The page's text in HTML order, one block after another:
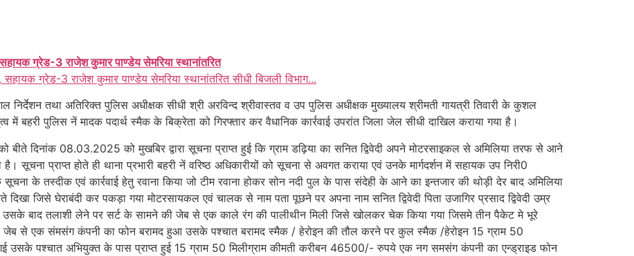
ग्रेड-3 राजेश कुमार पाण्डेय सेमरिया स्थानांतरित
ग्रेड-3 राजेश कुमार पाण्डेय सेमरिया स्थानांतरित सीधी बिजली विभाग...
तथा अतिरिक्त पुलिस अधीक्षक सीधी श्री अरविन्द श्रीवास्तव व उप पुलिस अधीक्षक मुख्यालय श्रीमती गायत्री तिवारी के कुशल
में बहरी पुलिस नें मादक पदार्थ स्मैक के बिक्रेता को गिरफ्तार कर वैधानिक कार्रवाई उपरांत जिला जेल सीधी दाखिल कराया गया है।
बीते दिनांक 08.03.2025 को मुखबिर द्वारा सूचना प्राप्त हुई कि ग्राम डढ़िया का सनित द्विवेदी अपने मोटरसाइकल से अमिलिया तरफ से आने
सूचना प्राप्त होते ही थाना प्रभारी बहरी नें वरिष्ठ अधिकारीयों को सूचना से अवगत कराया एवं उनके मार्गदर्शन में सहायक उप निरी0
के तस्दीक एवं कार्रवाई हेतु रवाना किया जो टीम रवाना होकर सोन नदी पुल के पास संदेही के आने का इन्तजार की थोड़ी देर बाद अमिलिया
जिसे घेराबंदी कर पकड़ा गया मोटरसायकल एवं चालक से नाम पता पूछने पर अपना नाम सनित द्विवेदी पिता उजागिर प्रसाद द्विवेदी उम्र
उसके बाद तलाशी लेने पर सर्ट के सामने की जेब से एक काले रंग की पालीथीन मिली जिसे खोलकर चेक किया गया जिसमे तीन पैकेट मे भूरे
जेब से एक संमसंग कंपनी का फोन बरामद हुआ उसके पश्चात बरामद स्मैक / हेरोइन की तौल करने पर कुल स्मैक /हेरोइन 15 ग्राम 50
उसके पश्चात अभियुक्त के पास प्राप्त हुई 15 ग्राम 50 मिलीग्राम कीमती करीबन 46500/- रुपये एक नग समसंग कंपनी का एन्ड्राइड फोन